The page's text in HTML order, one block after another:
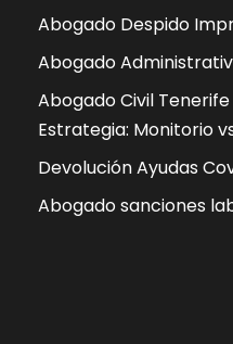
Abogado Despido
Abogado
Abogado Civil
Estrategia: Monitorio
Devolución Ayudas
Abogado sanciones